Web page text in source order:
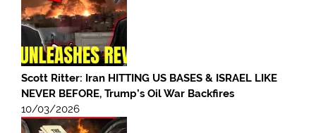
Scott Ritter: Iran HITTING US BASES & ISRAEL LIKE
NEVER BEFORE, Trump’s Oil War Backfires
10/03/2026